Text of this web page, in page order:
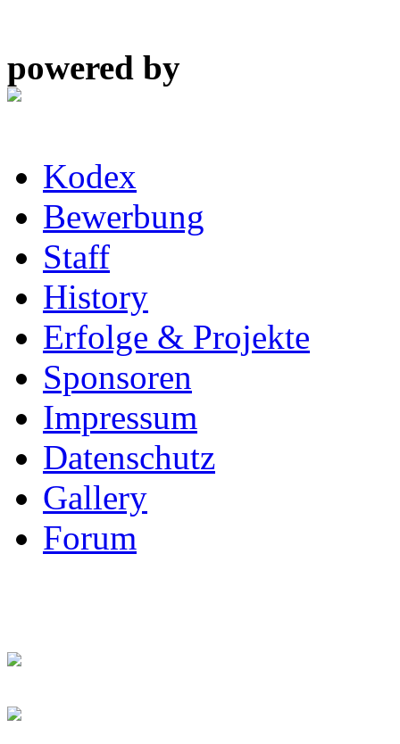
powered by
Kodex
Bewerbung
Staff
History
Erfolge & Projekte
Sponsoren
Impressum
Datenschutz
Gallery
Forum